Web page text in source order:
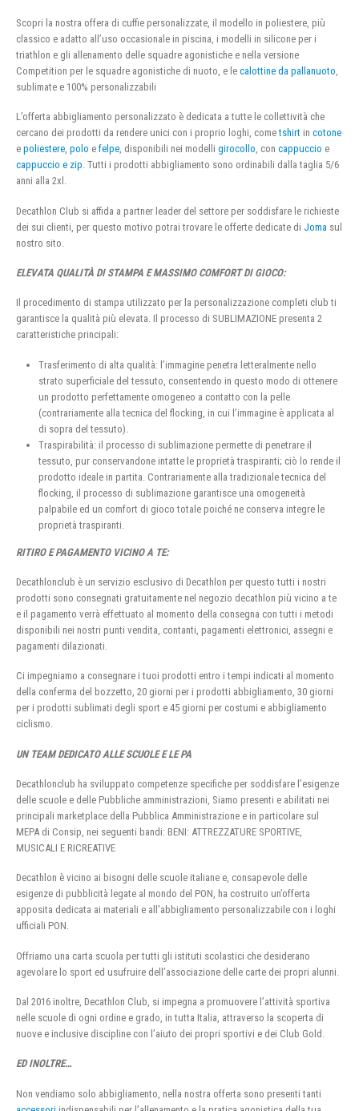
Scopri la nostra offera di cuffie personalizzate, il modello in poliestere, più
classico e adatto all’uso occasionale in piscina, i modelli in silicone per i
triathlon e gli allenamento delle squadre agonistiche e nella versione
Competition per le squadre agonistiche di nuoto, e le calottine da pallanuoto,
sublimate e 100% personalizzabili
L’offerta abbigliamento personalizzato è dedicata a tutte le collettività che
cercano dei prodotti da rendere unici con i proprio loghi, cometshirt in cotone
e poliestere, polo e felpe, disponibili nei modelli girocollo, con cappuccio e
cappuccio e zip. Tutti i prodotti abbigliamento sono ordinabili dalla taglia 5/6
anni alla 2xl.
Decathlon Club si affida a partner leader del settore per soddisfare le richieste
dei sui clienti, per questo motivo potrai trovare le offerte dedicate di Joma sul
nostro sito.
ELEVATA QUALITÀ DI STAMPA E MASSIMO COMFORT DI GIOCO:
Il procedimento di stampa utilizzato per la personalizzazione completi club ti
garantisce la qualità più elevata. Il processo di SUBLIMAZIONE presenta 2
caratteristiche principali:
Trasferimento di alta qualità: l’immagine penetra letteralmente nello
strato superficiale del tessuto, consentendo in questo modo di ottenere
un prodotto perfettamente omogeneo a contatto con la pelle
(contrariamente alla tecnica del flocking, in cui l’immagine è applicata al
di sopra del tessuto).
Traspirabilità: il processo di sublimazione permette di penetrare il
tessuto, pur conservandone intatte le proprietà traspiranti; ciò lo rende il
prodotto ideale in partita. Contrariamente alla tradizionale tecnica del
flocking, il processo di sublimazione garantisce una omogeneità
palpabile ed un comfort di gioco totale poiché ne conserva integre le
proprietà traspiranti.
RITIRO E PAGAMENTO VICINO A TE:
Decathlonclub è un servizio esclusivo di Decathlon per questo tutti i nostri
prodotti sono consegnati gratuitamente nel negozio decathlon più vicino a te
e il pagamento verrà effettuato al momento della consegna con tutti i metodi
disponibili nei nostri punti vendita, contanti, pagamenti elettronici, assegni e
pagamenti dilazionati.
Ci impegniamo a consegnare i tuoi prodotti entro i tempi indicati al momento
della conferma del bozzetto, 20 giorni per i prodotti abbigliamento, 30 giorni
per i prodotti sublimati degli sport e 45 giorni per costumi e abbigliamento
ciclismo.
UN TEAM DEDICATO ALLE SCUOLE E LE PA
Decathlonclub ha sviluppato competenze specifiche per soddisfare l’esigenze
delle scuole e delle Pubbliche amministrazioni, Siamo presenti e abilitati nei
principali marketplace della Pubblica Amministrazione e in particolare sul
MEPA di Consip, nei seguenti bandi: BENI: ATTREZZATURE SPORTIVE,
MUSICALI E RICREATIVE
Decathlon è vicino ai bisogni delle scuole italiane e, consapevole delle
esigenze di pubblicità legate al mondo del PON, ha costruito un’offerta
apposita dedicata ai materiali e all’abbigliamento personalizzabile con i loghi
ufficiali PON.
Offriamo una carta scuola per tutti gli istituti scolastici che desiderano
agevolare lo sport ed usufruire dell’associazione delle carte dei propri alunni.
Dal 2016 inoltre, Decathlon Club, si impegna a promuovere l’attività sportiva
nelle scuole di ogni ordine e grado, in tutta Italia, attraverso la scoperta di
nuove e inclusive discipline con l’aiuto dei propri sportivi e dei Club Gold.
ED INOLTRE…
Non vendiamo solo abbigliamento, nella nostra offerta sono presenti tanti